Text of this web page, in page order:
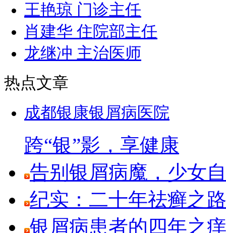
王艳琼 门诊主任
肖建华 住院部主任
龙继冲 主治医师
热点文章
成都银康银屑病医院
跨“银”影，享健康
告别银屑病魔，少女
纪实：二十年祛癣之
银屑病患者的四年之痒